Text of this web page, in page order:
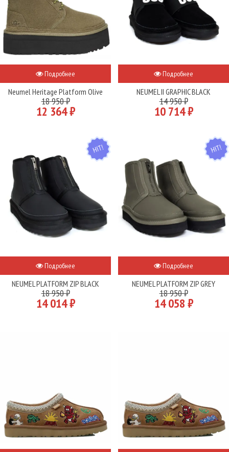
Подробнее
Neumel Heritage Platform Olive
18 950 ₽
12 364 ₽
Подробнее
NEUMEL II GRAPHIC BLACK
14 950 ₽
10 714 ₽
HIT
Подробнее
NEUMEL PLATFORM ZIP BLACK
18 950 ₽
14 014 ₽
HIT
Подробнее
NEUMEL PLATFORM ZIP GREY
18 950 ₽
14 058 ₽